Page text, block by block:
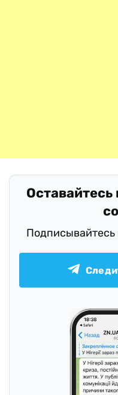
Оставайтесь
Подписывайтесь